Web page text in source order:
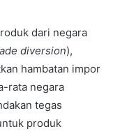
dari negara
diversion),
hambatan impor
rata negara
tegas
produk